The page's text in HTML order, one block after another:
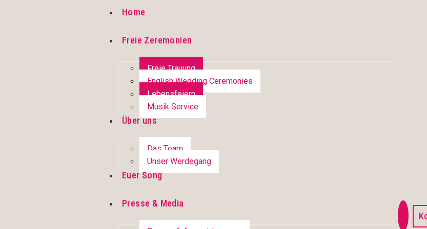
Home
Freie Zeremonien
Freie Trauung
English Wedding Ceremonies
Lebensfeiern
Musik Service
Über uns
Das Team
Unser Werdegang
Euer Song
Presse & Media